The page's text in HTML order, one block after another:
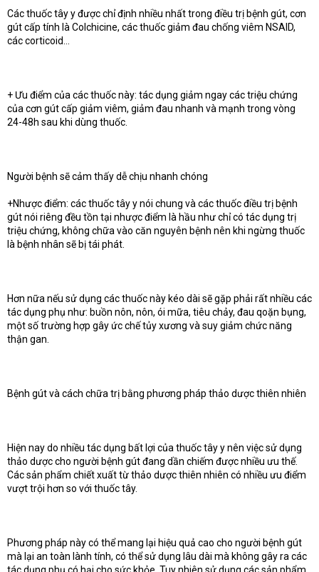
Các thuốc tây y được chỉ định nhiều nhất trong điều trị bệnh gút, cơn
gút cấp tính là Colchicine, các thuốc giảm đau chống viêm NSAID,
các corticoid…
+ Ưu điểm của các thuốc này: tác dụng giảm ngay các triệu chứng
của cơn gút cấp giảm viêm, giảm đau nhanh và mạnh trong vòng
24-48h sau khi dùng thuốc.
Người bệnh sẽ cảm thấy dễ chịu nhanh chóng
+Nhược điểm: các thuốc tây y nói chung và các thuốc điều trị bệnh
gút nói riêng đều tồn tại nhược điểm là hầu như chỉ có tác dụng trị
triệu chứng, không chữa vào căn nguyên bệnh nên khi ngừng thuốc
là bệnh nhân sẽ bị tái phát.
Hơn nữa nếu sử dụng các thuốc này kéo dài sẽ gặp phải rất nhiều các
tác dụng phụ như: buồn nôn, nôn, ói mữa, tiêu chảy, đau qoặn bụng,
một số trường hợp gây ức chế tủy xương và suy giảm chức năng
thận gan.
Bệnh gút và cách chữa trị bằng phương pháp thảo dược thiên nhiên
Hiện nay do nhiều tác dụng bất lợi của thuốc tây y nên việc sử dụng
thảo dược cho người bệnh gút đang dần chiếm được nhiều ưu thế.
Các sản phẩm chiết xuất từ thảo dược thiên nhiên có nhiều ưu điểm
vượt trội hơn so với thuốc tây.
Phương pháp này có thể mang lại hiệu quả cao cho người bệnh gút
mà lại an toàn lành tính, có thể sử dụng lâu dài mà không gây ra các